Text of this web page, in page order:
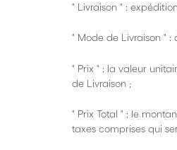
" Livraison " :
" Mode de Livraison "
" Prix " : la valeur
de Livraison ;
" Prix Total " : le
taxes comprises qui